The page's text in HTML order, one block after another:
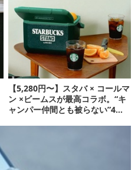
【5,280円〜】スタバ × コールマ
ン ×ビームスが最高コラボ。“キ
ャンパー仲間とも被らない”4ア